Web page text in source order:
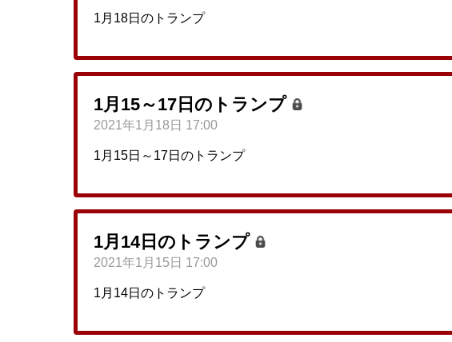
1月18日のトランプ
1月15～17日のトランプ
2021年1月18日 17:00
1月15日～17日のトランプ
1月14日のトランプ
2021年1月15日 17:00
1月14日のトランプ